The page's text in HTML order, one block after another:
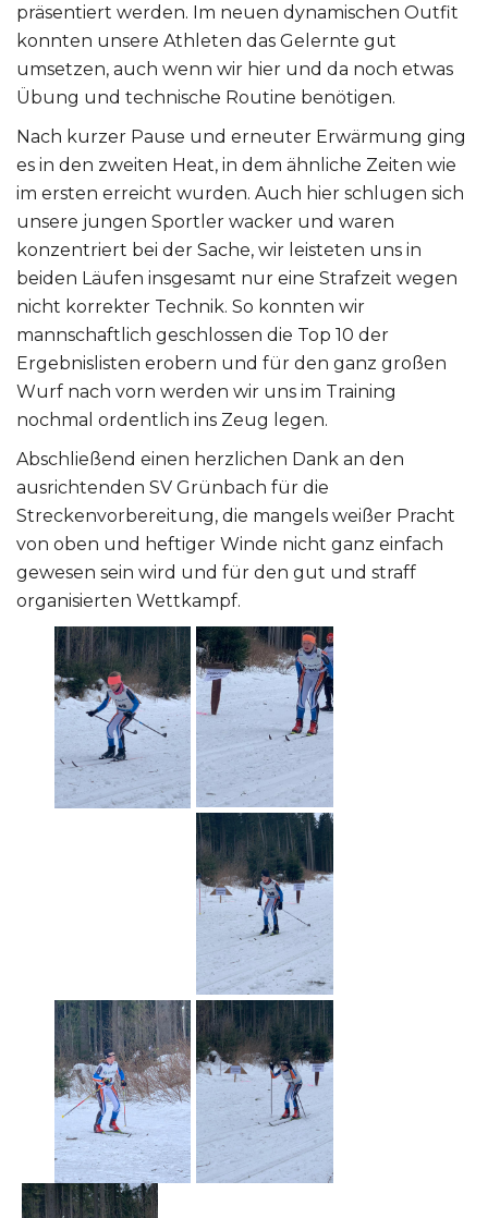
präsentiert werden. Im neuen dynamischen Outfit
konnten unsere Athleten das Gelernte gut
umsetzen, auch wenn wir hier und da noch etwas
Übung und technische Routine benötigen.
Nach kurzer Pause und erneuter Erwärmung ging
es in den zweiten Heat, in dem ähnliche Zeiten wie
im ersten erreicht wurden. Auch hier schlugen sich
unsere jungen Sportler wacker und waren
konzentriert bei der Sache, wir leisteten uns in
beiden Läufen insgesamt nur eine Strafzeit wegen
nicht korrekter Technik. So konnten wir
mannschaftlich geschlossen die Top 10 der
Ergebnislisten erobern und für den ganz großen
Wurf nach vorn werden wir uns im Training
nochmal ordentlich ins Zeug legen.
Abschließend einen herzlichen Dank an den
ausrichtenden SV Grünbach für die
Streckenvorbereitung, die mangels weißer Pracht
von oben und heftiger Winde nicht ganz einfach
gewesen sein wird und für den gut und straff
organisierten Wettkampf.